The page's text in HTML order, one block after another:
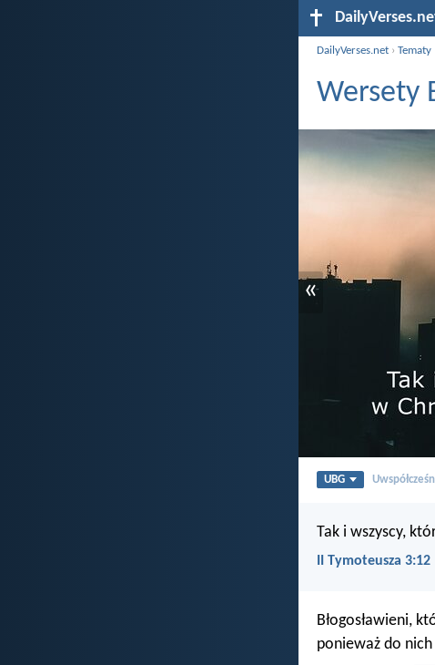
DailyVerses.net ›Tematy
Wersety
«
UBG
Tak i wszyscy,
II Tymoteusza 3:12
Błogosławieni,
ponieważ do